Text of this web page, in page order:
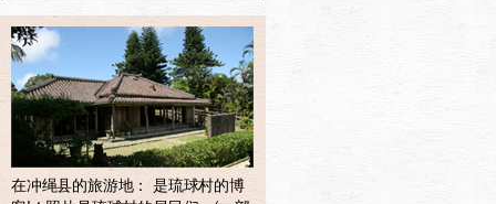
在冲绳县的旅游地： 是琉球村的博